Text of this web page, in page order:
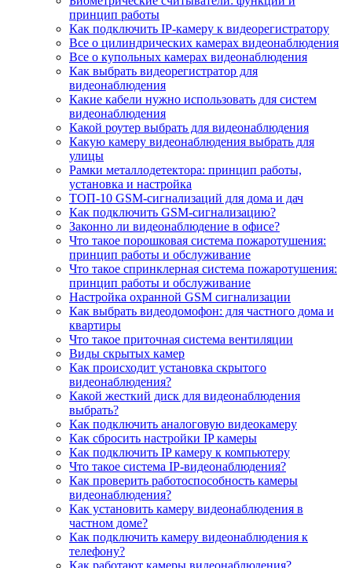
принцип работы
Как подключить IP-камеру к видеорегистратору
Все о цилиндрических камерах видеонаблюдения
Все о купольных камерах видеонаблюдения
Как выбрать видеорегистратор для
видеонаблюдения
Какие кабели нужно использовать для систем
видеонаблюдения
Какой роутер выбрать для видеонаблюдения
Какую камеру видеонаблюдения выбрать для
улицы
Рамки металлодетектора: принцип работы,
установка и настройка
ТОП-10 GSM-сигнализаций для дома и дач
Как подключить GSM-сигнализацию?
Законно ли видеонаблюдение в офисе?
Что такое порошковая система пожаротушения:
принцип работы и обслуживание
Что такое спринклерная система пожаротушения:
принцип работы и обслуживание
Настройка охранной GSM сигнализации
Как выбрать видеодомофон: для частного дома и
квартиры
Что такое приточная система вентиляции
Виды скрытых камер
Как происходит установка скрытого
видеонаблюдения?
Какой жесткий диск для видеонаблюдения
выбрать?
Как подключить аналоговую видеокамеру
Как сбросить настройки IP камеры
Как подключить IP камеру к компьютеру
Что такое система IP-видеонаблюдения?
Как проверить работоспособность камеры
видеонаблюдения?
Как установить камеру видеонаблюдения в
частном доме?
Как подключить камеру видеонаблюдения к
телефону?
Как работают камеры видеонаблюдения?